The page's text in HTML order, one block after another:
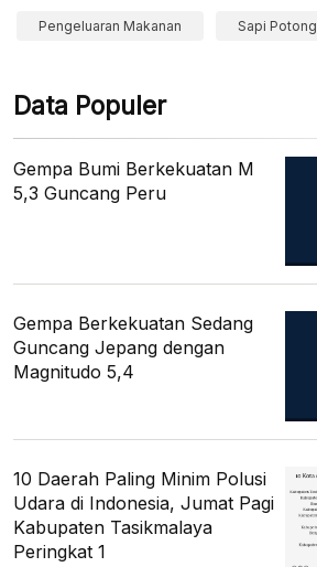
Pengeluaran Makanan Sapi Potong
Data Populer
Gempa Bumi Berkekuatan M
5,3 Guncang Peru
Gempa Berkekuatan Sedang
Guncang Jepang dengan
Magnitudo 5,4
10 Daerah Paling Minim Polusi
Udara di Indonesia, Jumat Pagi
Kabupaten Tasikmalaya
Peringkat 1